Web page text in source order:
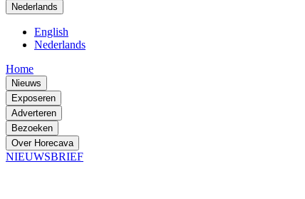
Nederlands
English
Nederlands
Home
Nieuws
Exposeren
Adverteren
Bezoeken
Over Horecava
NIEUWSBRIEF